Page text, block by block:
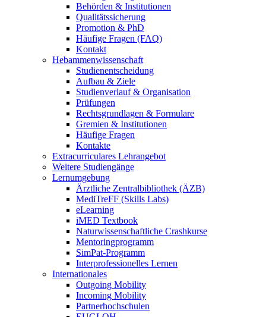
Behörden & Institutionen
Qualitätssicherung
Promotion & PhD
Häufige Fragen (FAQ)
Kontakt
Hebammenwissenschaft
Studienentscheidung
Aufbau & Ziele
Studienverlauf & Organisation
Prüfungen
Rechtsgrundlagen & Formulare
Gremien & Institutionen
Häufige Fragen
Kontakte
Extracurriculares Lehrangebot
Weitere Studiengänge
Lernumgebung
Ärztliche Zentralbibliothek (ÄZB)
MediTreFF (Skills Labs)
eLearning
iMED Textbook
Naturwissenschaftliche Crashkurse
Mentoringprogramm
SimPat-Programm
Interprofessionelles Lernen
Internationales
Outgoing Mobility
Incoming Mobility
Partnerhochschulen